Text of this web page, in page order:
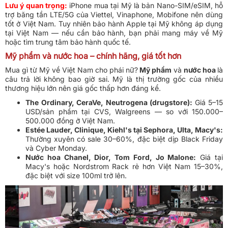
Lưu ý quan trọng: iPhone mua tại Mỹ là bản Nano-SIM/eSIM, hỗ
trợ băng tần LTE/5G của Viettel, Vinaphone, Mobifone nên dùng
tốt ở Việt Nam. Tuy nhiên bảo hành Apple tại Mỹ không áp dụng
tại Việt Nam — nếu cần bảo hành, bạn phải mang máy về Mỹ
hoặc tìm trung tâm bảo hành quốc tế.
Mỹ phẩm và nước hoa – chính hãng, giá tốt hơn
Mua gì từ Mỹ về Việt Nam cho phái nữ? Mỹ phẩm và nước hoa là
câu trả lời không bao giờ sai. Mỹ là thị trường gốc của nhiều
thương hiệu lớn nên giá gốc thấp hơn đáng kể.
The Ordinary, CeraVe, Neutrogena (drugstore): Giá 5–15
USD/sản phẩm tại CVS, Walgreens — so với 150.000–
500.000 đồng ở Việt Nam.
Estée Lauder, Clinique, Kiehl's tại Sephora, Ulta, Macy's:
Thường xuyên có sale 30–60%, đặc biệt dịp Black Friday
và Cyber Monday.
Nước hoa Chanel, Dior, Tom Ford, Jo Malone: Giá tại
Macy's hoặc Nordstrom Rack rẻ hơn Việt Nam 15–30%,
đặc biệt với size 100ml trở lên.